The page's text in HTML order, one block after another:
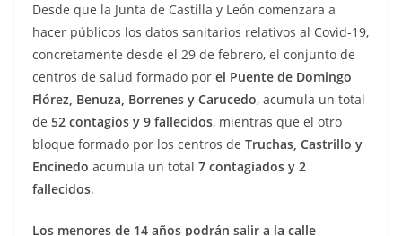
Desde que la Junta de Castilla y León comenzara a
hacer públicos los datos sanitarios relativos al Covid-19,
concretamente desde el 29 de febrero, el conjunto de
centros de salud formado por el Puente de Domingo
Flórez, Benuza, Borrenes y Carucedo, acumula un total
de 52 contagios y 9 fallecidos, mientras que el otro
bloque formado por los centros de Truchas, Castrillo y
Encinedo acumula un total 7 contagiados y 2
fallecidos.
Los menores de 14 años podrán salir a la calle